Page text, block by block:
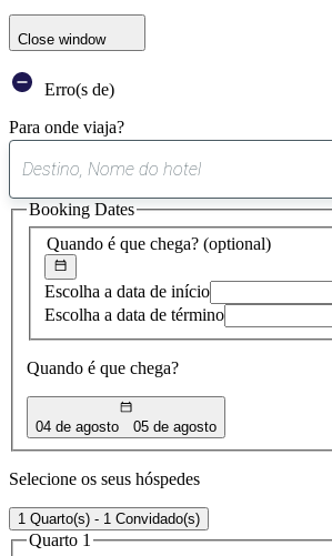
Close window
Erro(s de)
Para onde viaja?
sugestão
encontrada
Quando é que chega? (optional)
Escolha a data de início
Escolha a data de término
Quando é que chega?
04 de agosto 05 de agosto
Booking Dates
Selecione os seus hóspedes
1 Quarto(s) - 1 Convidado(s)
Quarto 1